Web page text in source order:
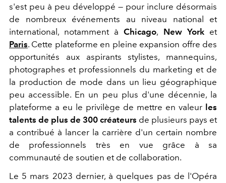
s'est peu à peu développé — pour inclure désormais
de nombreux événements au niveau national et
international, notamment à Chicago, New York et
Paris. Cette plateforme en pleine expansion offre des
opportunités aux aspirants stylistes, mannequins,
photographes et professionnels du marketing et de
la production de mode dans un lieu géographique
peu accessible. En un peu plus d'une décennie, la
plateforme a eu le privilège de mettre en valeur les
talents de plus de 300 créateurs de plusieurs pays et
a contribué à lancer la carrière d'un certain nombre
de professionnels très en vue grâce à sa
communauté de soutien et de collaboration.
Le 5 mars 2023 dernier, à quelques pas de l'Opéra